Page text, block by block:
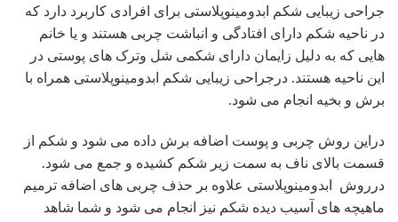
جراحی زیبایی شکم ابدومینوپلاستی برای افرادی کاربرد دارد که
در ناحیه شکم دارای افتادگی و انباشت چربی هستند و یا خانم
هایی که به دلیل زایمان دارای شکمی شل وترک های پوستی در
این ناحیه هستند. درجراحی زیبایی شکم ابدومینوپلاستی همراه با
برش و بخیه انجام می شود.
دراین روش چربی و پوست اضافه برش داده می شود و شکم از
قسمت بالای ناف به سمت زیر شکم کشیده و جمع می شود.
درروش ابدومینوپلاستی علاوه بر حذف چربی های اضافه ترمیم
ماهیچه های آسیب دیده شکم نیز انجام می شود و شما شاهد